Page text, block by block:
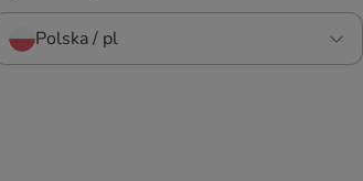
Polska / pl